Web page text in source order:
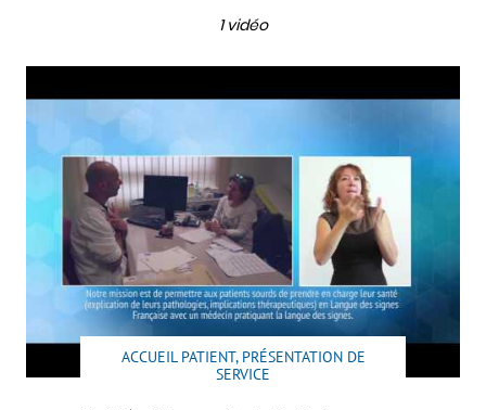
1 vidéo
ACCUEIL PATIENT, PRÉSENTATION DE
SERVICE